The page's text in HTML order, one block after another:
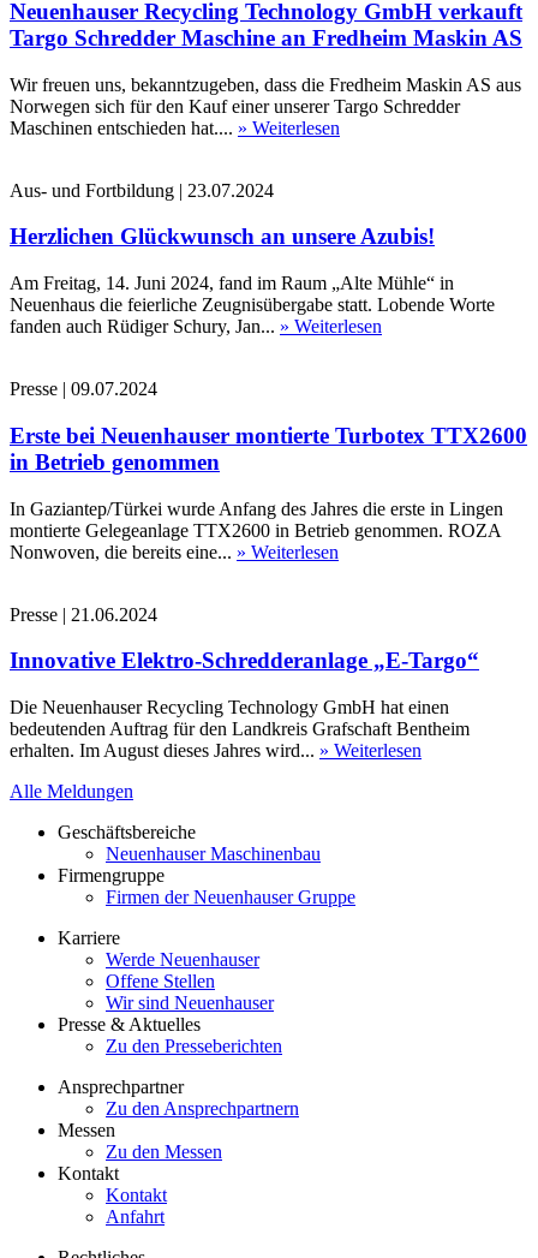
Neuenhauser Recycling Technology GmbH verkauft
Targo Schredder Maschine an Fredheim Maskin AS
Wir freuen uns, bekanntzugeben, dass die Fredheim Maskin AS aus
Norwegen sich für den Kauf einer unserer Targo Schredder
Maschinen entschieden hat.... » Weiterlesen
Aus- und Fortbildung | 23.07.2024
Herzlichen Glückwunsch an unsere Azubis!
Am Freitag, 14. Juni 2024, fand im Raum „Alte Mühle“ in
Neuenhaus die feierliche Zeugnisübergabe statt. Lobende Worte
fanden auch Rüdiger Schury, Jan... » Weiterlesen
Presse | 09.07.2024
Erste bei Neuenhauser montierte Turbotex TTX2600
in Betrieb genommen
In Gaziantep/Türkei wurde Anfang des Jahres die erste in Lingen
montierte Gelegeanlage TTX2600 in Betrieb genommen. ROZA
Nonwoven, die bereits eine... » Weiterlesen
Presse | 21.06.2024
Innovative Elektro-Schredderanlage „E-Targo“
Die Neuenhauser Recycling Technology GmbH hat einen
bedeutenden Auftrag für den Landkreis Grafschaft Bentheim
erhalten. Im August dieses Jahres wird... » Weiterlesen
Alle Meldungen
Geschäftsbereiche
Neuenhauser Maschinenbau
Firmengruppe
Firmen der Neuenhauser Gruppe
Karriere
Werde Neuenhauser
Offene Stellen
Wir sind Neuenhauser
Presse & Aktuelles
Zu den Presseberichten
Ansprechpartner
Zu den Ansprechpartnern
Messen
Zu den Messen
Kontakt
Kontakt
Anfahrt